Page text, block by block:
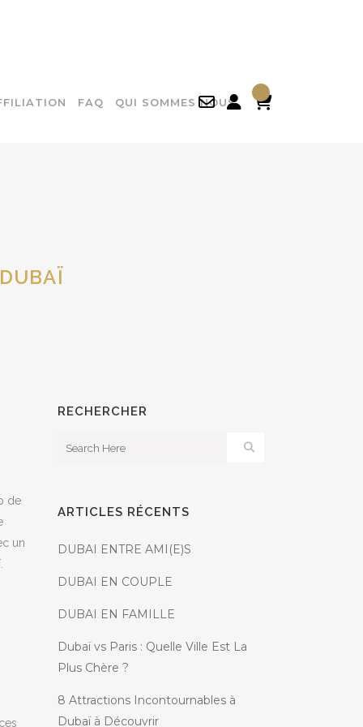
FAQ QUI SOMMES NOUS 
de
un
RECHERCHER
ARTICLES RÉCENTS
DUBAI ENTRE AMI(E)S
DUBAI EN COUPLE
DUBAI EN FAMILLE
Dubaï vs Paris : Quelle Ville Est La
Plus Chère ?
8 Attractions Incontournables à
Dubaï à Découvrir